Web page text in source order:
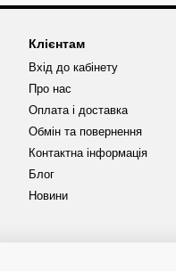
Клієнтам
Вхід до кабінету
Про нас
Оплата і доставка
Обмін та повернення
Контактна інформація
Блог
Новини